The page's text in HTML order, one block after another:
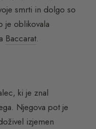
smrti in dolgo so
je oblikovala
Baccarat.
ki je znal
Njegova pot je
izjemen